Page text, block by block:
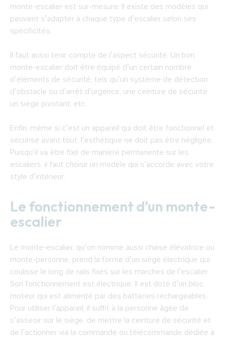
monte-escalier est sur-mesure. Il existe des modèles qui
peuvent s’adapter à chaque type d’escalier selon ses
spécificités.
Il faut aussi tenir compte de l’aspect sécurité. Un bon
monte-escalier doit être équipé d’un certain nombre
d’éléments de sécurité, tels qu’un système de détection
d’obstacle ou d’arrêt d’urgence, une ceinture de sécurité,
un siège pivotant, etc.
Enfin, même si c’est un appareil qui doit être fonctionnel et
sécurisé avant tout, l’esthétique ne doit pas être négligée.
Puisqu’il va être fixé de manière permanente sur les
escaliers, il faut choisir un modèle qui s’accorde avec votre
style d’intérieur.
Le fonctionnement d’un monte-
escalier
Le monte-escalier, qu’on nomme aussi chaise élévatrice ou
monte-personne, prend la forme d’un siège électrique qui
coulisse le long de rails fixés sur les marches de l’escalier.
Son fonctionnement est électrique. Il est doté d’un bloc
moteur qui est alimenté par des batteries rechargeables.
Pour utiliser l’appareil, il suffit à la personne âgée de
s’asseoir sur le siège, de mettre la ceinture de sécurité et
de l’actionner via la commande ou télécommande dédiée à